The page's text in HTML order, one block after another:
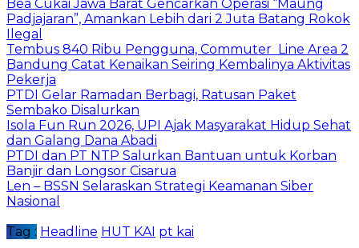
Bea Cukai Jawa Barat Gencarkan Operasi “Maung
Padjajaran”, Amankan Lebih dari 2 Juta Batang Rokok
Ilegal
Tembus 840 Ribu Pengguna, Commuter Line Area 2
Bandung Catat Kenaikan Seiring Kembalinya Aktivitas
Pekerja
PTDI Gelar Ramadan Berbagi, Ratusan Paket
Sembako Disalurkan
Isola Fun Run 2026, UPI Ajak Masyarakat Hidup Sehat
dan Galang Dana Abadi
PTDI dan PT NTP Salurkan Bantuan untuk Korban
Banjir dan Longsor Cisarua
Len – BSSN Selaraskan Strategi Keamanan Siber
Nasional
Tag : Headline HUT KAI pt kai